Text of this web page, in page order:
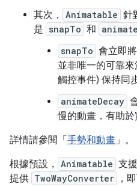
其次，
Animatable 針
是 snapTo 和
snapTo 會立即
並非唯一的可靠
觸控事件) 保持同
animateDecay
慢的動畫，有助於
詳情請參閱「 手勢和動畫」。
根據預設，
Animatable 支援
提供 TwoWayConverter ，